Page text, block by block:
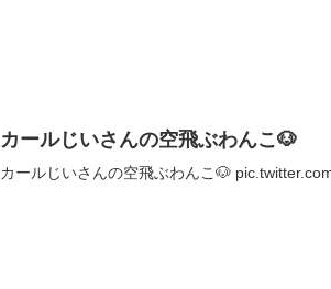
カールじいさんの空飛ぶわんこ🐶
カールじいさんの空飛ぶわんこ🐶